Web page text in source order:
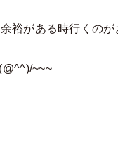
裕がある時行くのが
~~~